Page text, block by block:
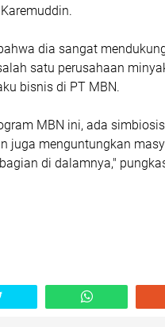
dia sangat
satu perusahaan
bisnis di PT MBN.
MBN ini, ada simbiosis
juga menguntungkan
di dalamnya,"